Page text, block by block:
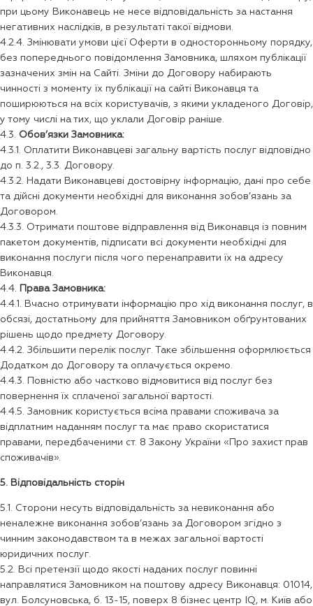
при цьому Виконавець не несе відповідальність за настання
негативних наслідків, в результаті такої відмови.
4.2.4. Змінювати умови цієї Оферти в односторонньому порядку,
без попереднього повідомлення Замовника, шляхом публікації
зазначених змін на Сайті. Зміни до Договору набирають
чинності з моменту їх публікації на сайті Виконавця та
поширюються на всіх користувачів, з якими укладеного Договір,
у тому числі на тих, що уклали Договір раніше.
4.3. Обов’язки Замовника:
4.3.1. Оплатити Виконавцеві загальну вартість послуг відповідно
до п. 3.2., 3.3. Договору.
4.3.2. Надати Виконавцеві достовірну інформацію, дані про себе
та дійсні документи необхідні для виконання зобов’язань за
Договором.
4.3.3. Отримати поштове відправлення від Виконавця із повним
пакетом документів, підписати всі документи необхідні для
виконання послуги після чого перенаправити їх на адресу
Виконавця.
4.4.
Права Замовника:
4.4.1. Вчасно отримувати інформацію про хід виконання послуг, в
обсязі, достатньому для прийняття Замовником обґрунтованих
рішень щодо предмету Договору.
4.4.2. Збільшити перелік послуг. Таке збільшення оформлюється
Додатком до Договору та оплачується окремо.
4.4.3. Повністю або частково відмовитися від послуг без
повернення їх сплаченої загальної вартості.
4.4.5. Замовник користується всіма правами споживача за
відплатним наданням послуг та має право скористатися
правами, передбаченими ст. 8 Закону України «Про захист прав
споживачів».
5. Відповідальність сторін
5.1. Сторони несуть відповідальність за невиконання або
неналежне виконання зобов’язань за Договором згідно з
чинним законодавством та в межах загальної вартості
юридичних послуг.
5.2. Всі претензії щодо якості наданих послуг повинні
направлятися Замовником на поштову адресу Виконавця: 01014,
вул. Болсуновська, б. 13-15, поверх 8 бізнес центр IQ, м. Київ або